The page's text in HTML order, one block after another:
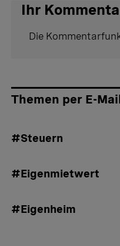
Ihr
Die
Themen per E-
#Steuern
#Eigenmietwert
#Eigenheim